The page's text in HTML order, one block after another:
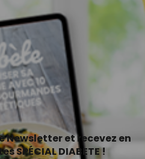
Newsletter et recevez en
SPÉCIAL DIABETE !